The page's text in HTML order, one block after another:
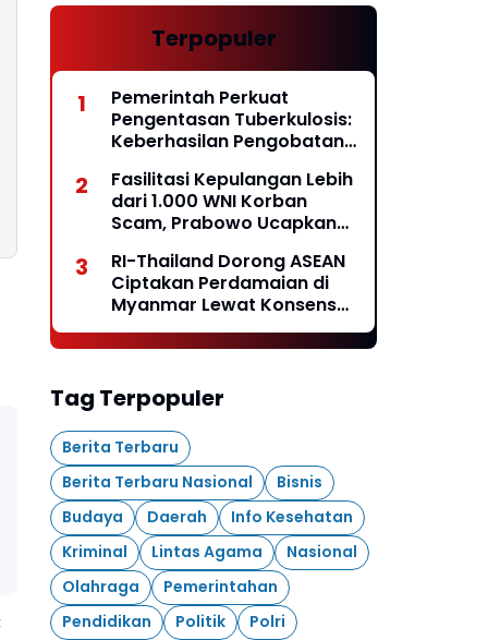
Terpopuler
Pemerintah Perkuat
Pengentasan Tuberkulosis:
Keberhasilan Pengobatan
Rumah Pasien Bakal
Diperbaiki
Fasilitasi Kepulangan Lebih
dari 1.000 WNI Korban
Scam, Prabowo Ucapkan
Thailand
RI-Thailand Dorong ASEAN
Ciptakan Perdamaian di
Myanmar Lewat Konsensus
5 Poin*
Tag Terpopuler
Berita Terbaru
Berita Terbaru Nasional
Bisnis
Budaya
Daerah
Info Kesehatan
Kriminal
Lintas Agama
Nasional
Olahraga
Pemerintahan
Pendidikan
Politik Polri